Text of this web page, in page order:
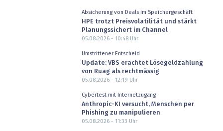
Absicherung von Deals im Speichergeschäft
HPE trotzt Preisvolatilität und stärkt
Planungssichert im Channel
05.08.2026 - 10:48Uhr
Umstrittener Entscheid
Update: VBS erachtet Lösegeldzahlung
von Ruag als rechtmässig
05.08.2026 - 12:19 Uhr
Cybertest mit Internetzugang
Anthropic-KI versucht, Menschen per
Phishing zu manipulieren
05.08.2026 - 11:33 Uhr